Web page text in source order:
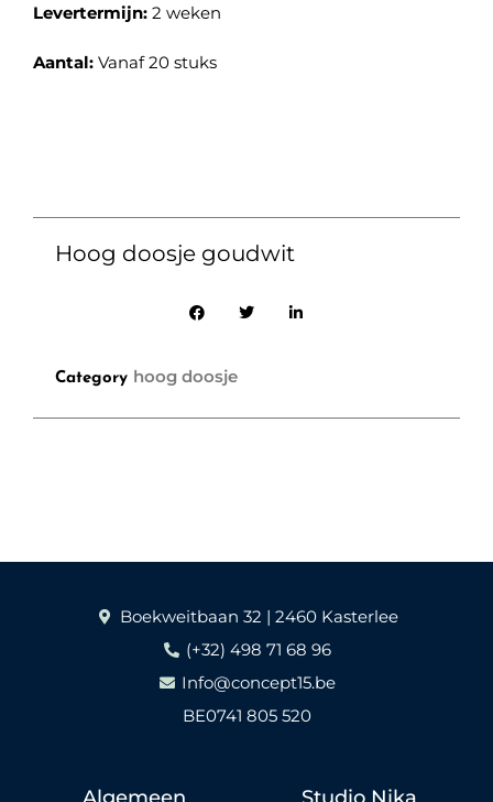
Levertermijn: 2 weken
Aantal: Vanaf 20 stuks
Hoog doosje goudwit
Category hoog doosje
Boekweitbaan 32 | 2460 Kasterlee
(+32) 498 71 68 96
Info@concept15.be
BE0741 805 520